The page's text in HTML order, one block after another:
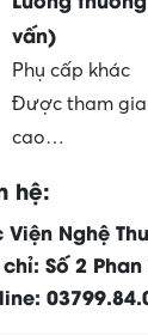
vấn)
Phụ cấp khác
Được tham gia
cao…
hệ:
Viện Nghệ
Số 2 Phan